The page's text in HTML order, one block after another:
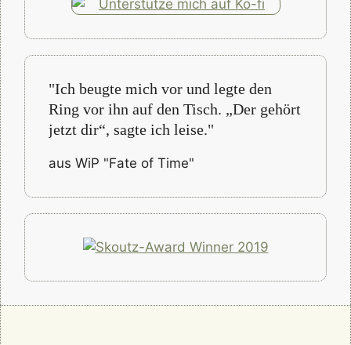
"Ich beugte mich vor und legte den
Ring vor ihn auf den Tisch. „Der gehört
jetzt dir“, sagte ich leise."
aus WiP "Fate of Time"